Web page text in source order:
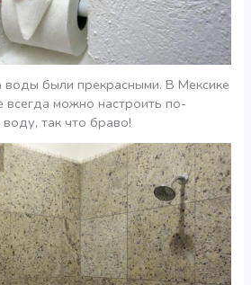
воды были прекрасными. В Мексике
всегда можно настроить по-
так что браво!